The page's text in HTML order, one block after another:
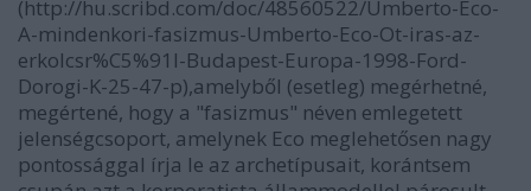
(http://hu.scribd.com/doc/48560522/Umberto-Eco-
A-mindenkori-fasizmus-Umberto-Eco-Ot-iras-az-
erkolcsr%C5%91l-Budapest-Europa-1998-Ford-
Dorogi-K-25-47-p),amelyből (esetleg) megérhetné,
megértené, hogy a "fasizmus" néven emlegetett
jelenségcsoport, amelynek Eco meglehetősen nagy
pontossággal írja le az archetípusait, korántsem